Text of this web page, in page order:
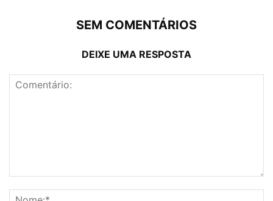
SEM COMENTÁRIOS
DEIXE UMA RESPOSTA